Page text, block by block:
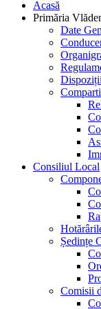
Acasă
Primăria
Date
Consiliul Local
Ședințe
Comisii